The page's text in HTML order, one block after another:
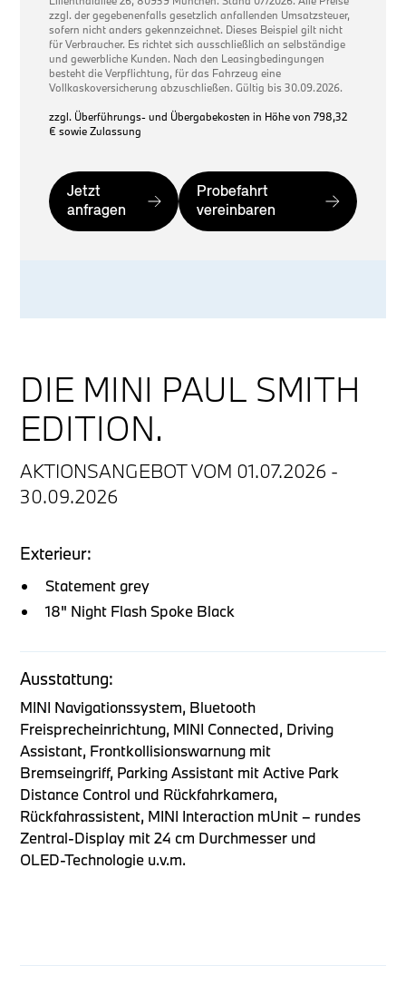
DIE MINI PAUL SMITH
EDITION.
AKTIONSANGEBOT VOM 01.07.2026 -
30.09.2026
Exterieur:
Statement grey
18" Night Flash Spoke Black
Ausstattung:
MINI Navigationssystem, Bluetooth
Freisprecheinrichtung, MINI Connected, Driving
Assistant, Frontkollisionswarnung mit
Bremseingriff, Parking Assistant mit Active Park
Distance Control und Rückfahrkamera,
Rückfahrassistent, MINI Interaction mUnit – rundes
Zentral-Display mit 24 cm Durchmesser und
OLED-Technologie u.v.m.
zzgl. der gegebenenfalls gesetzlich anfallenden Umsatzsteuer,
sofern nicht anders gekennzeichnet. Dieses Beispiel gilt nicht
für Verbraucher. Es richtet sich ausschließlich an selbständige
und gewerbliche Kunden. Nach den Leasingbedingungen
besteht die Verpflichtung, für das Fahrzeug eine
Vollkaskoversicherung abzuschließen. Gültig bis 30.09.2026.
zzgl. Überführungs- und Übergabekosten in Höhe von 798,32
€ sowie Zulassung
Jetzt
anfragen
Probefahrt
vereinbaren